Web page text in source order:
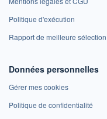
Politique d'exécution
Rapport de meilleure
Données personnelles
Gérer mes cookies
Politique de confidentialité